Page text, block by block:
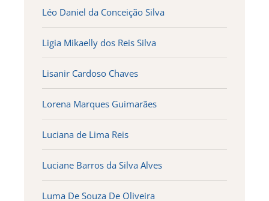
Léo Daniel da Conceição Silva
Ligia Mikaelly dos Reis Silva
Lisanir Cardoso Chaves
Lorena Marques Guimarães
Luciana de Lima Reis
Luciane Barros da Silva Alves
Luma De Souza De Oliveira